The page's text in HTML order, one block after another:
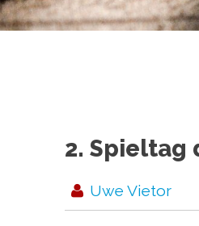
2. Spieltag
Uwe Vietor